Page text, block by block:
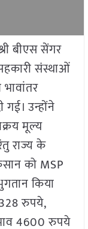
बीएस सेंगर
संस्थाओं
गई। उन्होंने
मूल्य
राज्य के
को MSP
किया
रुपये,
4600 रुपये